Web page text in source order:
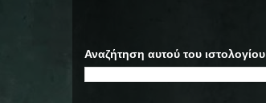
Αναζήτηση αυτού του ιστολογίου